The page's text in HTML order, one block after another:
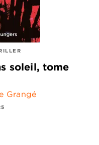
soleil, tome
Grangé